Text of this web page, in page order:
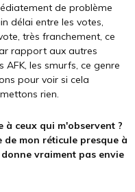
de problème
délai entre les votes,
très franchement, ce
rapport aux autres
les smurfs, ce genre
pour voir si cela
rien.
à ceux qui m'observent ?
de mon réticule presque à
vraiment pas envie